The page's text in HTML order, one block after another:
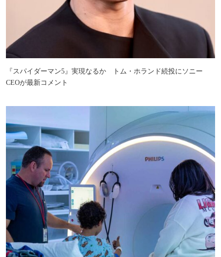
『スパイダーマン5』実現なるか トム・ホランド続投にソニー
CEOが最新コメント